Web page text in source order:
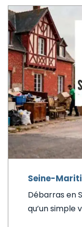
Seine-
Débarras en
qu’un simple